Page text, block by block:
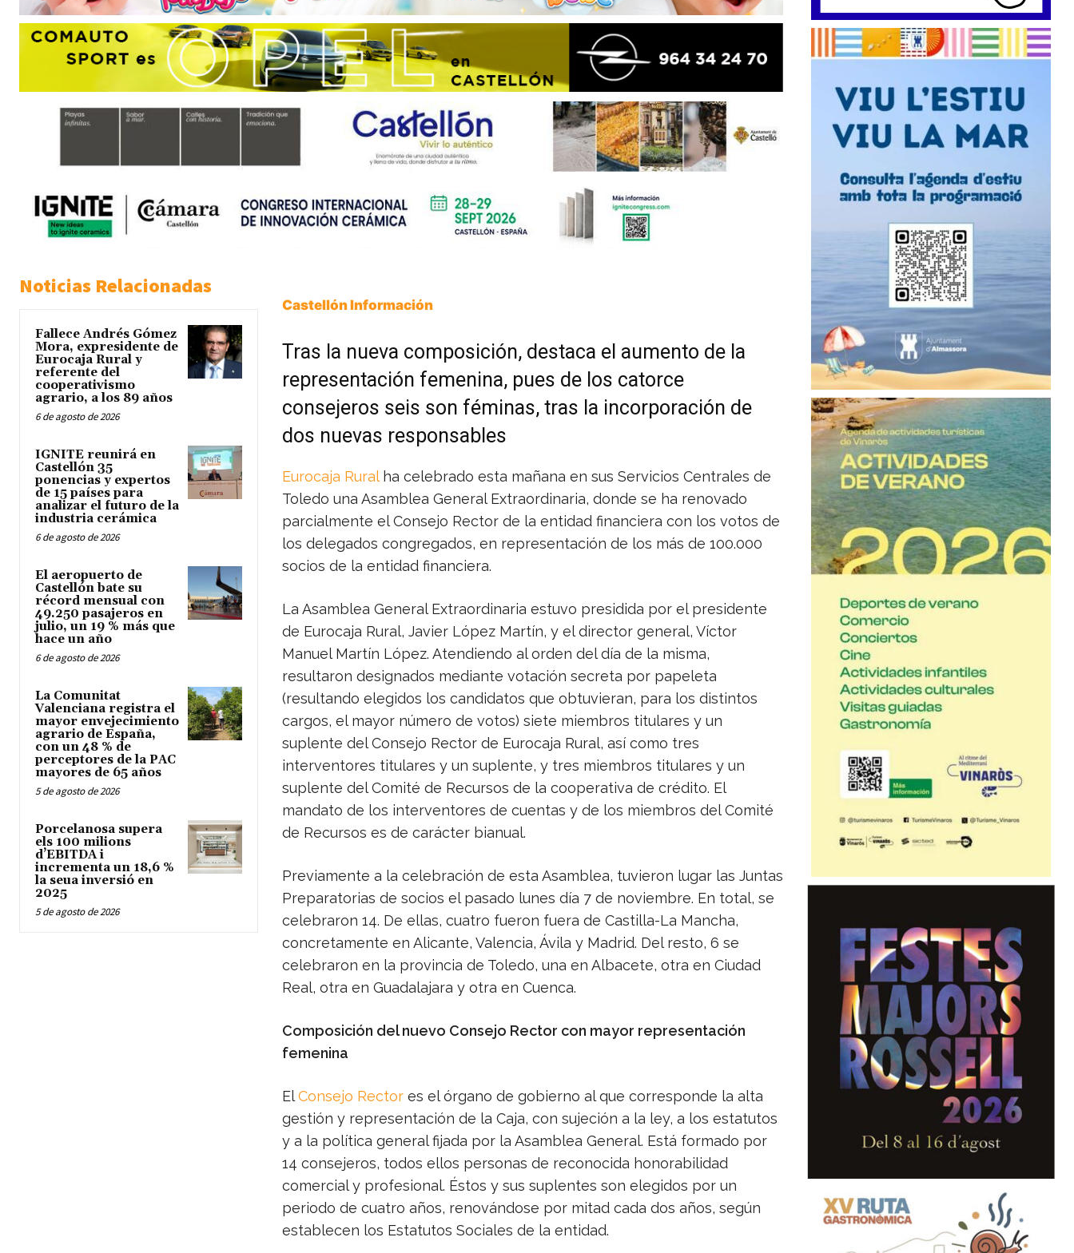
Noticias Relacionadas
Fallece Andrés Gómez
Mora, expresidente de
Eurocaja Rural y
referente del
cooperativismo
agrario, a los 89 años
6 de agosto de 2026
IGNITE reunirá en
Castellón 35
ponencias y expertos
de 15 países para
analizar el futuro de la
industria cerámica
6 de agosto de 2026
El aeropuerto de
Castellón bate su
récord mensual con
49.250 pasajeros en
julio, un 19 % más que
hace un año
6 de agosto de 2026
La Comunitat
Valenciana registra el
mayor envejecimiento
agrario de España,
con un 48 % de
perceptores de la PAC
mayores de 65 años
5 de agosto de 2026
Porcelanosa supera
els 100 milions
d’EBITDA i
incrementa un 18,6 %
la seua inversió en
2025
5 de agosto de 2026
Castellón Información
Tras la nueva composición, destaca el aumento de la
representación femenina, pues de los catorce
consejeros seis son féminas, tras la incorporación de
dos nuevas responsables
Eurocaja Ruralha celebrado esta mañana en sus Servicios Centrales de
Toledo una Asamblea General Extraordinaria, donde se ha renovado
parcialmente el Consejo Rector de la entidad financiera con los votos de
los delegados congregados, en representación de los más de 100.000
socios de la entidad financiera.
La Asamblea General Extraordinaria estuvo presidida por el presidente
de Eurocaja Rural, Javier López Martín, y el director general, Víctor
Manuel Martín López. Atendiendo al orden del día de la misma,
resultaron designados mediante votación secreta por papeleta
(resultando elegidos los candidatos que obtuvieran, para los distintos
cargos, el mayor número de votos) siete miembros titulares y un
suplente del Consejo Rector de Eurocaja Rural, así como tres
interventores titulares y un suplente, y tres miembros titulares y un
suplente del Comité de Recursos de la cooperativa de crédito. El
mandato de los interventores de cuentas y de los miembros del Comité
de Recursos es de carácter bianual.
Previamente a la celebración de esta Asamblea, tuvieron lugar las Juntas
Preparatorias de socios el pasado lunes día 7 de noviembre. En total, se
celebraron 14. De ellas, cuatro fueron fuera de Castilla-La Mancha,
concretamente en Alicante, Valencia, Ávila y Madrid. Del resto, 6 se
celebraron en la provincia de Toledo, una en Albacete, otra en Ciudad
Real, otra en Guadalajara y otra en Cuenca.
Composición del nuevo Consejo Rector con mayor representación
femenina
ElConsejo Rectores el órgano de gobierno al que corresponde la alta
gestión y representación de la Caja, con sujeción a la ley, a los estatutos
y a la política general fijada por la Asamblea General. Está formado por
14 consejeros, todos ellos personas de reconocida honorabilidad
comercial y profesional. Éstos y sus suplentes son elegidos por un
periodo de cuatro años, renovándose por mitad cada dos años, según
establecen los Estatutos Sociales de la entidad.